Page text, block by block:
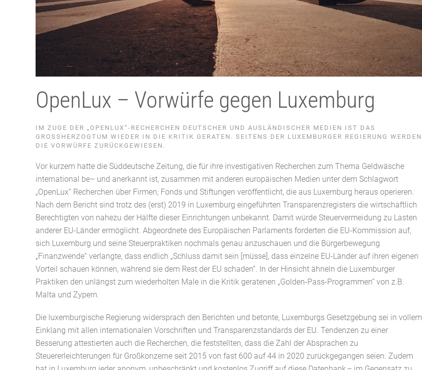
OpenLux – Vorwürfe gegen Luxemburg
IM ZUGE DER „OPENLUX“-RECHERCHEN DEUTSCHER UND AUSLÄNDISCHER MEDIEN IST DAS
GROSSHERZOGTUM WIEDER IN DIE KRITIK GERATEN. SEITENS DER LUXEMBURGER REGIERUNG WERDEN D
IE VORWÜRFE ZURÜCKGEWIESEN.
Vor kurzem hatte die Süddeutsche Zeitung, die für ihre investigativen Recherchen zum Thema Geldwäsche
international be– und anerkannt ist, zusammen mit anderen europäischen Medien unter dem Schlagwort
„OpenLux“ Recherchen über Firmen, Fonds und Stiftungen veröffentlicht, die aus Luxemburg heraus operieren.
Nach dem Bericht sind trotz des (erst) 2019 in Luxemburg eingeführten Transparenzregisters die wirtschaftlich
Berechtigten von nahezu der Hälfte dieser Einrichtungen unbekannt. Damit würde Steuervermeidung zu Lasten
anderer EU-Länder ermöglicht. Abgeordnete des Europäischen Parlaments forderten die EU-Kommission auf,
sich Luxemburg und seine Steuerpraktiken nochmals genau anzuschauen und die Bürgerbewegung
„Finanzwende“ verlangte, dass endlich „Schluss damit sein [müsse], dass einzelne EU-Länder auf ihren eigenen
Vorteil schauen können, während sie dem Rest der EU schaden“. In der Hinsicht ähneln die Luxemburger
Praktiken den unlängst zum wiederholten Male in die Kritik geratenen „Golden-Pass-Programmen“ von z.B.
Malta und Zypern.
Die luxemburgische Regierung widersprach den Berichten und betonte, Luxemburgs Gesetzgebung sei in vollem
Einklang mit allen internationalen Vorschriften und Transparenzstandards der EU. Tendenzen zu einer
Besserung attestierten auch die Recherchen, die feststellten, dass die Zahl der Absprachen zu
Steuererleichterungen für Großkonzerne seit 2015 von fast 600 auf 44 in 2020 zurückgegangen seien. Zudem